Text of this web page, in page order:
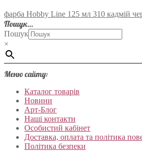
фарба Hobby Line 125 мл 310 кадмій
Пошук…
Пошук
×
Меню сайту:
Каталог товарів
Новини
Арт-Блог
Наші контакти
Особистий кабінет
Доставка, оплата та політика
Політика безпеки